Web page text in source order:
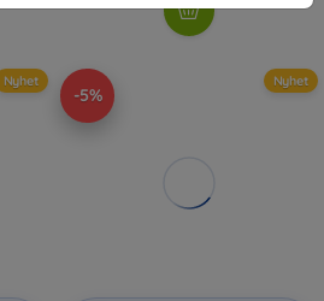
Nyhet
-5%
Nyhet